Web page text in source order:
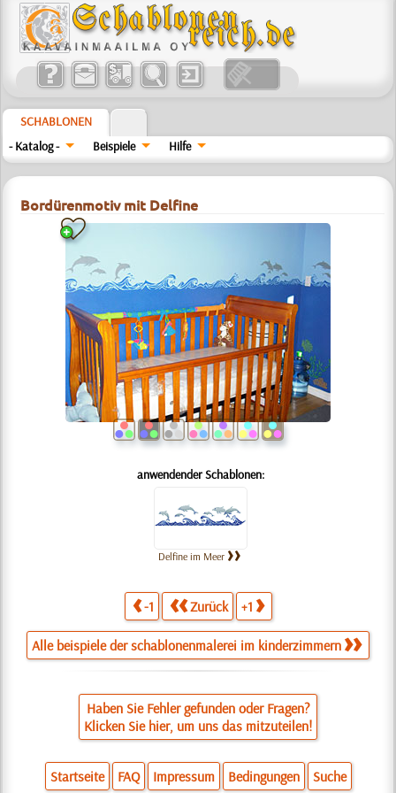
SCHABLONEN
- Katalog -
Beispiele Hilfe
Bordürenmotiv mit Delfine
anwendender Schablonen:
Delfine im Meer
-1 Zurück +1
Alle beispiele der schablonenmalerei im kinderzimmern
Haben Sie Fehler gefunden oder Fragen?
Klicken Sie hier, um uns das mitzuteilen!
Startseite FAQ Impressum Bedingungen Suche